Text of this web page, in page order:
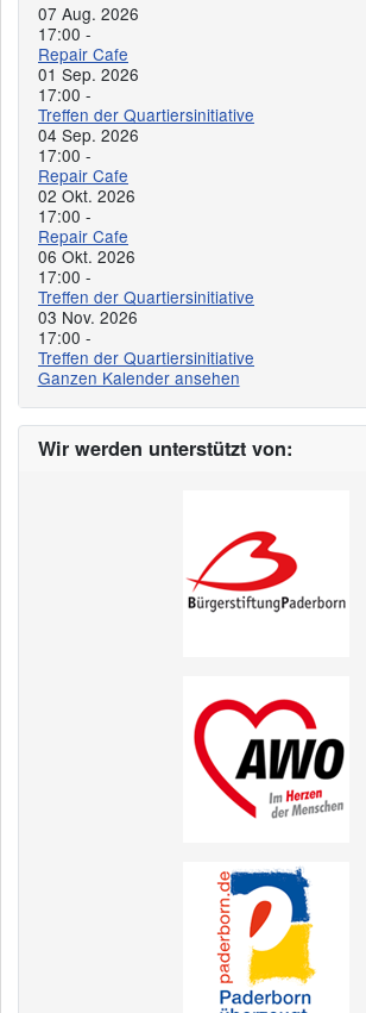
07 Aug. 2026
17:00 -
Repair Cafe
01 Sep. 2026
17:00 -
Treffen der Quartiersinitiative
04 Sep. 2026
17:00 -
Repair Cafe
02 Okt. 2026
17:00 -
Repair Cafe
06 Okt. 2026
17:00 -
Treffen der Quartiersinitiative
03 Nov. 2026
17:00 -
Treffen der Quartiersinitiative
Ganzen Kalender ansehen
Wir werden unterstützt von: